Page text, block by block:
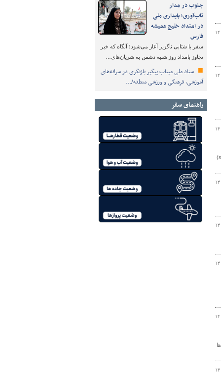
جنوب در مدار
تاب‌آوری؛ پایداری ملی
در امتداد خلیج همیشه
فارس
سفر با شتابی ناگزیر آغاز می‌شود؛ آنگاه که خبر
تجاوز بامداد روز شنبه دشمن به شریان‌های…
ستاد ملی میناب پیگیر بازنگری در سرانه‌های
آموزشی، فرهنگی و ورزشی منطقه/…
راهنمای سفر
مدیر کل راه و شهرسازی استان مرکزی گفت: موجرین ومستاجرین می‌توانند با مراجعه به سامانه املاک و مستغلات به آدرس (srem.ir)